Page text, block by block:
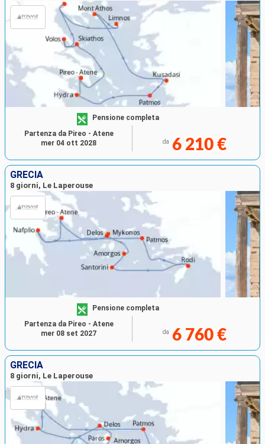
Pensione completa
da 6 210 €
Partenza da Pireo - Atene
mer 04 ott 2028
GRECIA
8 giorni, Le Laperouse
Pensione completa
da 6 760 €
Partenza da Pireo - Atene
mer 08 set 2027
GRECIA
8 giorni, Le Laperouse